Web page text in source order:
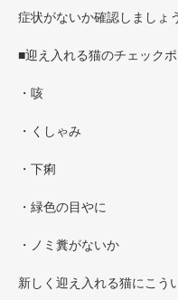
症状がないか確認しましょ
■迎え入れる猫のチェックポ
・咳
・くしゃみ
・下痢
・緑色の目やに
・ノミ糞がないか
新しく迎え入れる猫にこう